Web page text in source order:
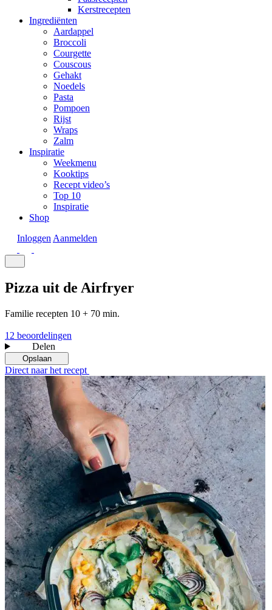
Kerstrecepten
Ingrediënten
Aardappel
Broccoli
Courgette
Couscous
Gehakt
Noedels
Pasta
Pompoen
Rijst
Wraps
Zalm
Inspiratie
Weekmenu
Kooktips
Recept video’s
Top 10
Inspiratie
Shop
Inloggen Aanmelden
Pizza uit de Airfryer
Familie recepten 10 + 70 min.
12 beoordelingen
Delen
Opslaan
Direct naar het recept